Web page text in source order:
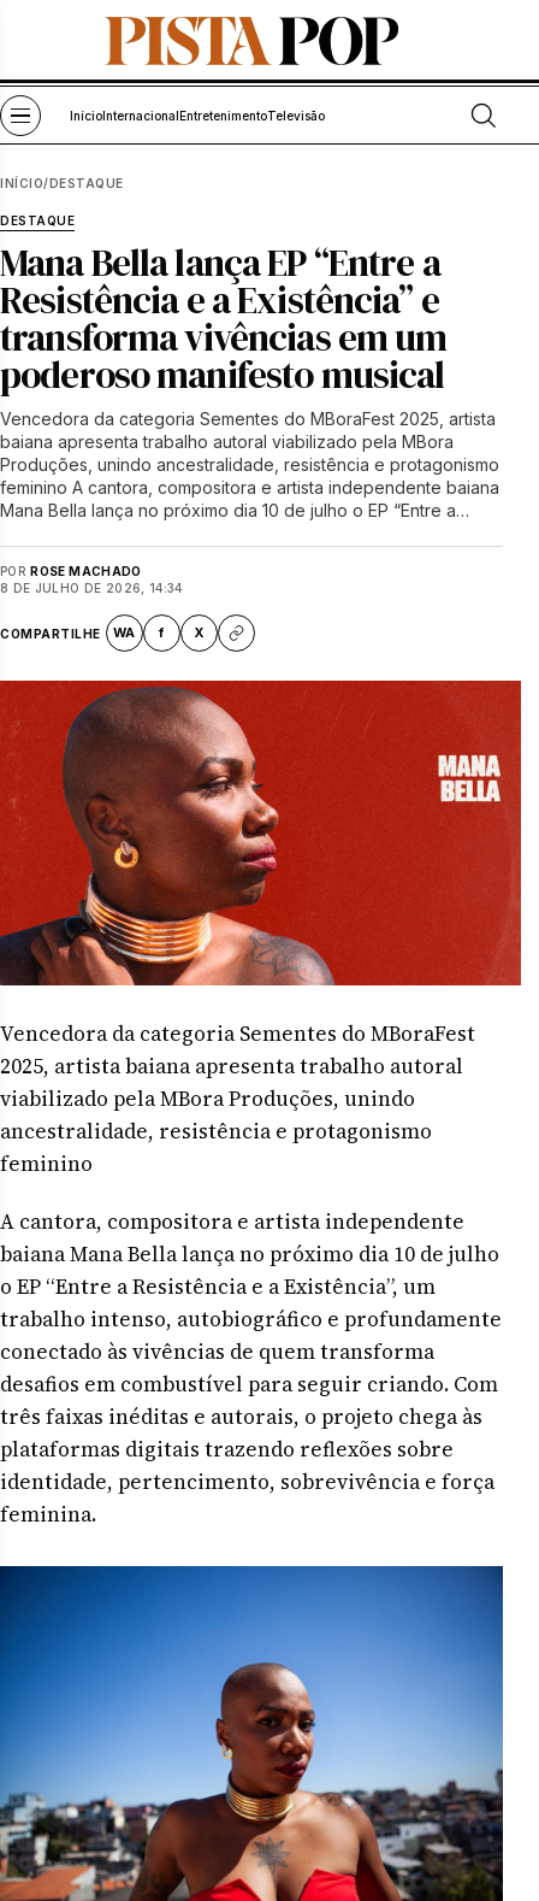
Pular para o conteúdo
Abrir menu
Início Internacional EntretenimentoTelevisão Abrir
INÍCIO/ DESTAQUE
DESTAQUE
Mana Bella lança EP “Entre a
Resistência e a Existência” e
transforma vivências em um
poderoso manifesto musical
Vencedora da categoria Sementes do MBoraFest 2025, artista
baiana apresenta trabalho autoral viabilizado pela MBora
Produções, unindo ancestralidade, resistência e protagonismo
feminino A cantora, compositora e artista independente baiana
Mana Bella lança no próximo dia 10 de julho o EP “Entre a…
POR ROSE MACHADO
8 DE JULHO DE 2026, 14:34
COMPARTILHE WA f X
Vencedora da categoria Sementes do MBoraFest
2025, artista baiana apresenta trabalho autoral
viabilizado pela MBora Produções, unindo
ancestralidade, resistência e protagonismo
feminino
A cantora, compositora e artista independente
baiana Mana Bella lança no próximo dia 10 de julho
o EP “Entre a Resistência e a Existência”, um
trabalho intenso, autobiográfico e profundamente
conectado às vivências de quem transforma
desafios em combustível para seguir criando. Com
três faixas inéditas e autorais, o projeto chega às
plataformas digitais trazendo reflexões sobre
identidade, pertencimento, sobrevivência e força
feminina.